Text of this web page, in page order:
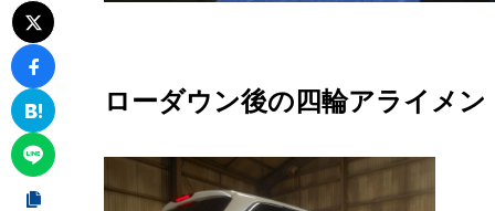
ローダウン後の四輪アライメン